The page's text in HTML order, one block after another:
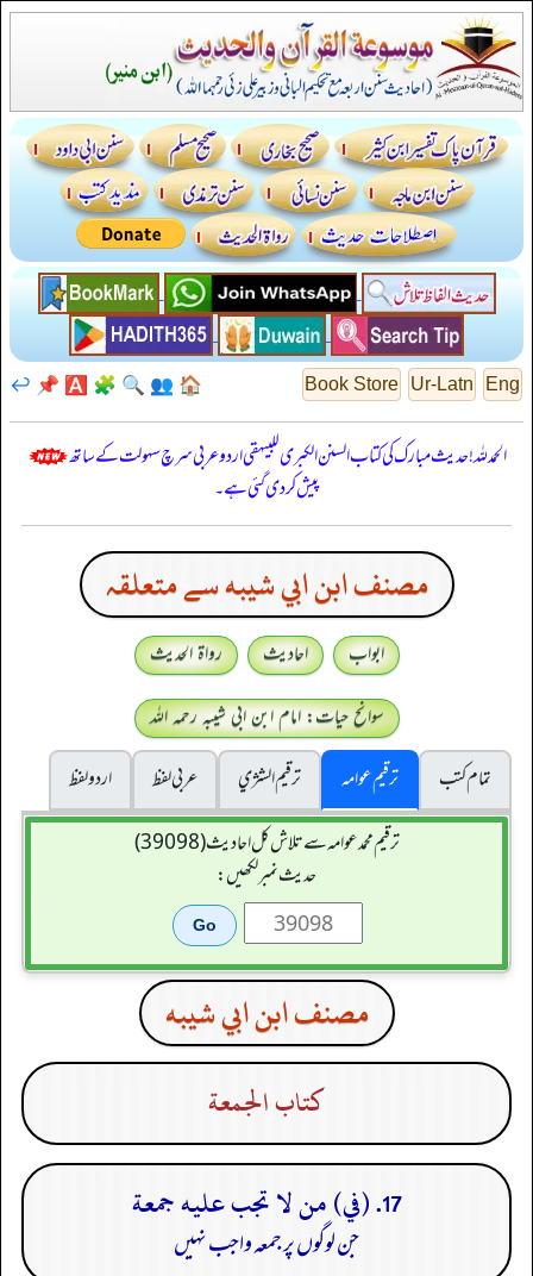
Eng
Ur-Latn
Book Store
🏠
👥
🔍
🧩
🅰️
📌
↩️
الحمدللہ! حدیث مبارک کی کتاب السنن الكبرى للبيهقي اردو عربی سرچ سہولت کے ساتھ
پیش کر دی گئی ہے۔
مصنف ابن ابي شيبه سے متعلقہ
ابواب احادیث
رواۃ الحدیث
سوانح حیات: امام ابن ابی شیبہ رحمہ اللہ
تمام کتب
ترقیم عوامہ ترقيم الشژي عربی لفظ
اردو لفظ
ترقیم محمدعوامہ سے تلاش کل احادیث (39098)
حدیث نمبر لکھیں:
مصنف ابن ابي شيبه
كتاب الجمعة
17. (في) من لا تجب عليه جمعة
جن لوگوں پر جمعہ واجب نہیں